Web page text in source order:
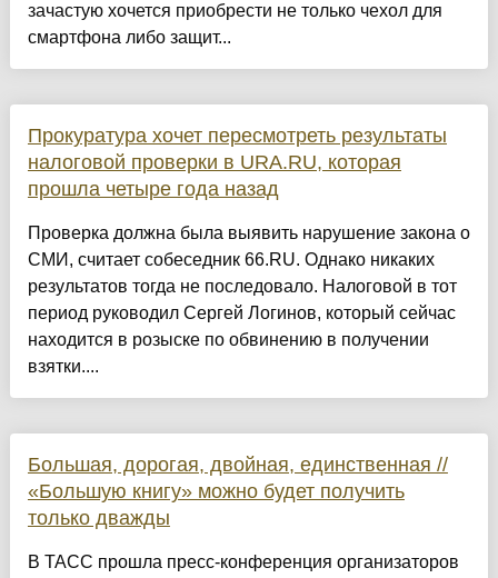
зачастую хочется приобрести не только чехол для
смартфона либо защит...
Прокуратура хочет пересмотреть результаты
налоговой проверки в URA.RU, которая
прошла четыре года назад
Проверка должна была выявить нарушение закона о
СМИ, считает собеседник 66.RU. Однако никаких
результатов тогда не последовало. Налоговой в тот
период руководил Сергей Логинов, который сейчас
находится в розыске по обвинению в получении
взятки....
Большая, дорогая, двойная, единственная //
«Большую книгу» можно будет получить
только дважды
В ТАСС прошла пресс-конференция организаторов